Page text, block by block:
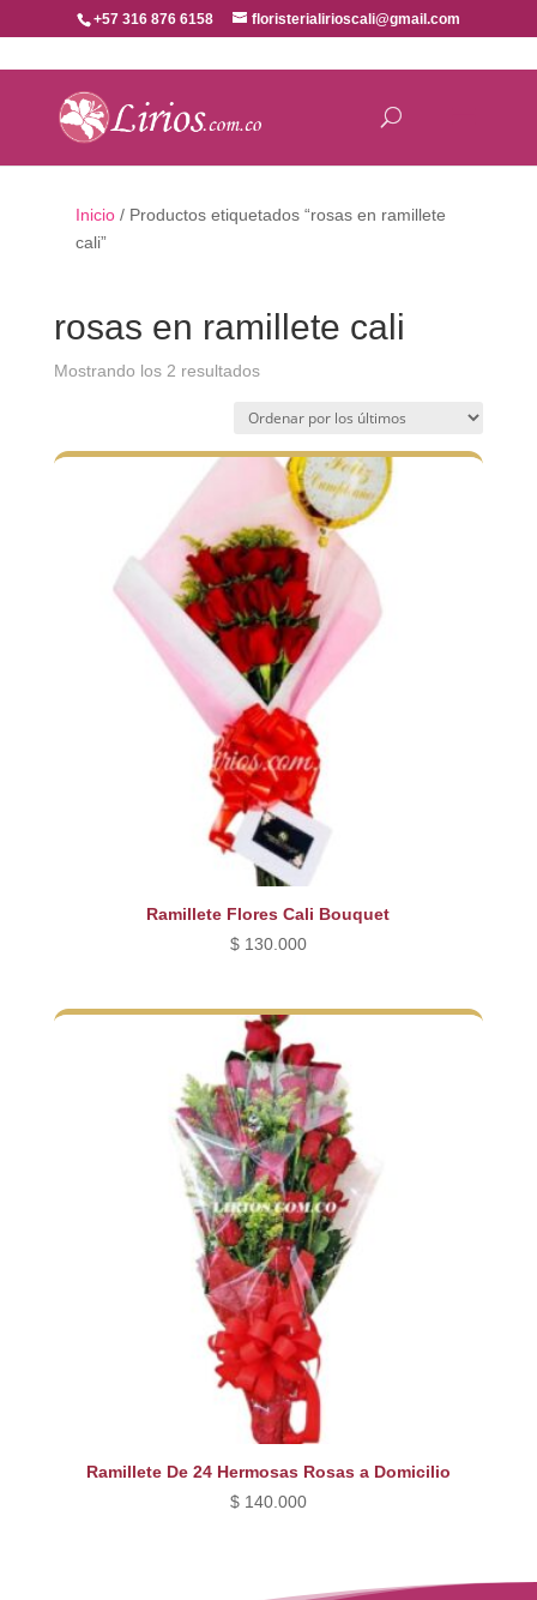
+57 316 876 6158 floristerialirioscali@gmail.com
Inicio/ Productos etiquetados “rosas en ramillete
cali”
rosas en ramillete cali
Mostrando los 2 resultadosOrdenado
los
últimos
Ramillete Flores Cali Bouquet
$130.000
Ramillete De 24 Hermosas Rosas a Domicilio
$140.000